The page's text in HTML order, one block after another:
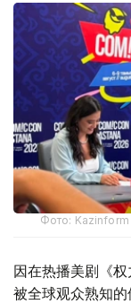
Фото: Kazinform
因在热播美剧《
被全球观众熟知